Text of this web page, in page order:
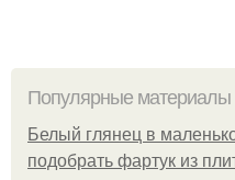
Популярные материалы
Белый глянец в
подобрать фартук из